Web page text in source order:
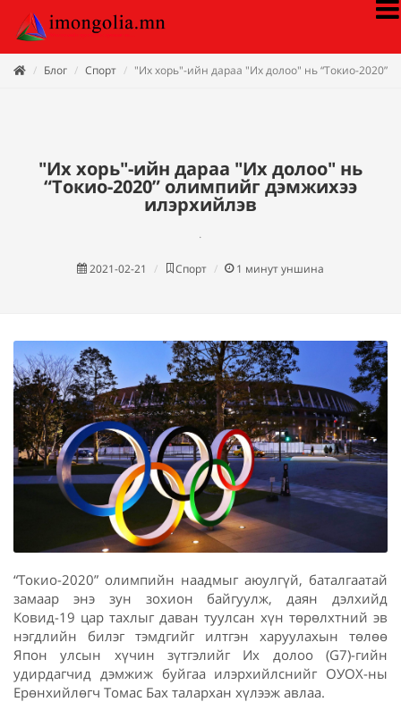
Блог Спорт "Их хорь"-ийн дараа "Их долоо" нь “Токио-2020”
"Их хорь"-ийн дараа "Их долоо" нь
“Токио-2020” олимпийг дэмжихээ
илэрхийлэв
.
2021-02-21 Спорт 1 минут уншина
“Токио-2020” олимпийн наадмыг аюулгүй, баталгаатай
замаар энэ зун зохион байгуулж, даян дэлхийд
Ковид-19 цар тахлыг даван туулсан хүн төрөлхтний эв
нэгдлийн билэг тэмдгийг илтгэн харуулахын төлөө
Япон улсын хүчин зүтгэлийг Их долоо (G7)-гийн
удирдагчид дэмжиж буйгаа илэрхийлснийг ОУОХ-ны
Ерөнхийлөгч Томас Бах талархан хүлээж авлаа.